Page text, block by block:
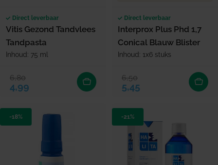
Direct leverbaar
Vitis Gezond Tandvlees
Tandpasta
Inhoud: 75 ml
Verkoopprijs
4,99
Normale prijs
6,80
Direct leverbaar
Interprox Plus Phd 1,7
Conical Blauw Blister
Inhoud: 1x6 stuks
Verkoopprijs
5,45
Normale prijs
6,50
-18% -21%